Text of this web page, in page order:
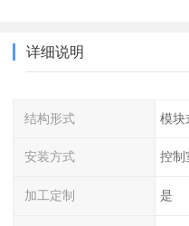
详细说明
结构形式 模块
安装方式 控制
加工定制 是